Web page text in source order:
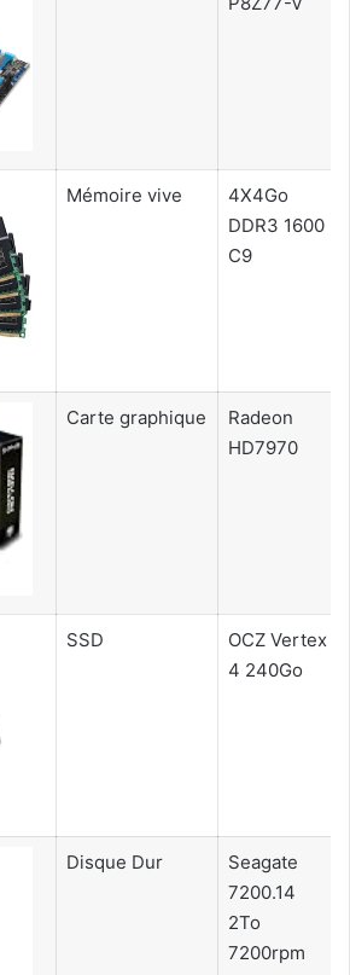
Mémoire vive
4X4Go
DDR3 1600
C9
Carte graphique
Radeon
HD7970
SSD
OCZ Vertex
4 240Go
Disque Dur
Seagate
7200.14
2To
7200rpm